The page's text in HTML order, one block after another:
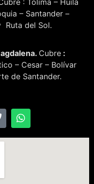
: Tolima – Huila
– Santander –
Ruta del Sol.
Cubre :
– Cesar – Bolívar
de Santander.